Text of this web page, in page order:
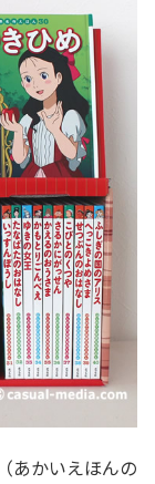
あかいえほんの